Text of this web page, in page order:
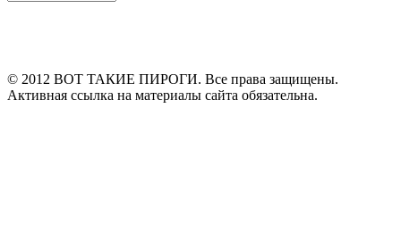
© 2012 ВОТ ТАКИЕ ПИРОГИ. Все права защищены.
Активная ссылка на материалы сайта обязательна.